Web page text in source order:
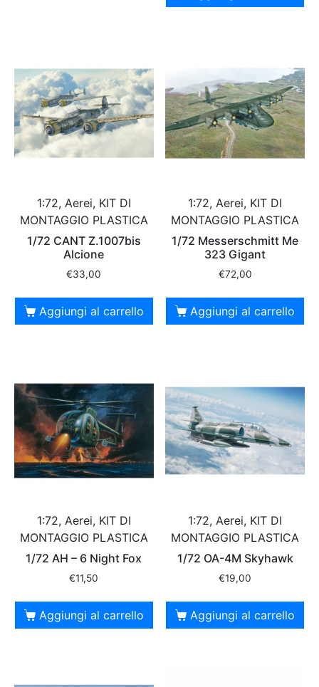
1:72, Aerei, KIT DI
MONTAGGIO PLASTICA
1/72 CANT Z.1007bis
Alcione
€33,00
Aggiungi al carrello
1:72, Aerei, KIT DI
MONTAGGIO PLASTICA
1/72 Messerschmitt Me
323 Gigant
€72,00
Aggiungi al carrello
1:72, Aerei, KIT DI
MONTAGGIO PLASTICA
1/72 AH – 6 Night Fox
€11,50
Aggiungi al carrello
1:72, Aerei, KIT DI
MONTAGGIO PLASTICA
1/72 OA-4M Skyhawk
€19,00
Aggiungi al carrello